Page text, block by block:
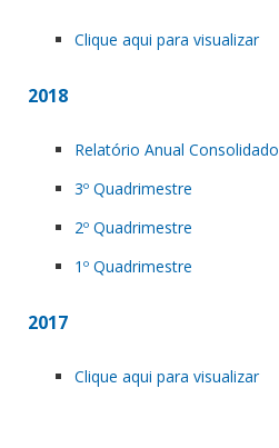
Clique aqui para visualizar
2018
Relatório Anual Consolidado
3º Quadrimestre
2º Quadrimestre
1º Quadrimestre
2017
Clique aqui para visualizar